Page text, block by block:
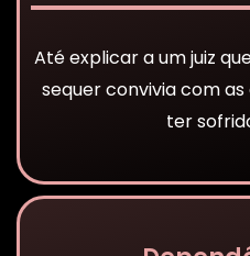
Até explicar a um juiz
sequer convivia com
ter